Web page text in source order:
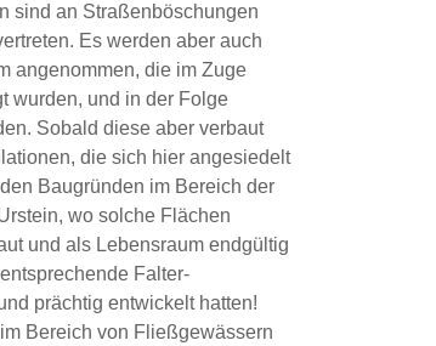
sind an Straßenböschungen
Es werden aber auch
angenommen, die im Zuge
wurden, und in der Folge
Sobald diese aber verbaut
die sich hier angesiedelt
Baugründen im Bereich der
wo solche Flächen
und als Lebensraum endgültig
Falter-
prächtig entwickelt hatten!
Bereich von Fließgewässern